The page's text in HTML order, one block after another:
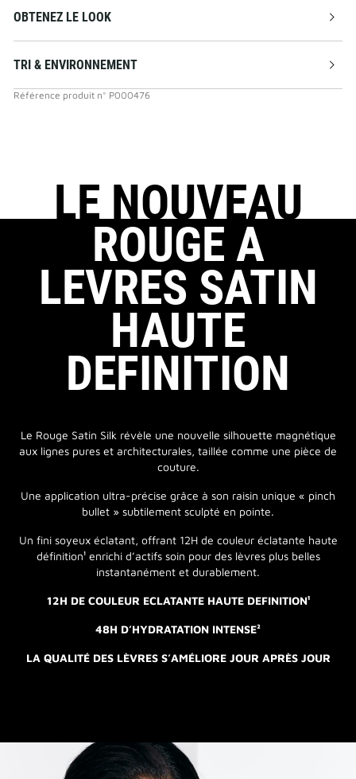
OBTENEZ LE LOOK
TRI & ENVIRONNEMENT
Référence produit n° P000476
LE NOUVEAU
ROUGE A
LEVRES SATIN
HAUTE
DEFINITION
Le Rouge Satin Silk révèle une nouvelle silhouette magnétique
aux lignes pures et architecturales, taillée comme une pièce de
couture.
Une application ultra-précise grâce à son raisin unique « pinch
bullet » subtilement sculpté en pointe.
Un fini soyeux éclatant, offrant 12H de couleur éclatante haute
définition¹ enrichi d’actifs soin pour des lèvres plus belles
instantanément et durablement.
12H DE COULEUR ECLATANTE HAUTE DEFINITION¹
48H D’HYDRATATION INTENSE²
LA QUALITÉ DES LÈVRES S’AMÉLIORE JOUR APRÈS JOUR